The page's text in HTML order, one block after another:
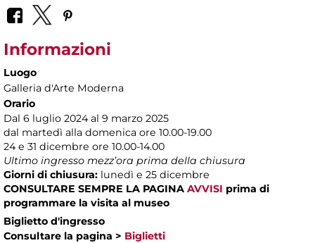
Informazioni
Luogo
Galleria d'Arte Moderna
Orario
Dal 6 luglio 2024 al 9 marzo 2025
dal martedì alla domenica ore 10.00-19.00
24 e 31 dicembre ore 10.00-14.00
Ultimo ingresso mezz’ora prima della chiusura
Giorni di chiusura: lunedì e 25 dicembre
CONSULTARE SEMPRE LA PAGINA AVVISI prima di
programmare la visita al museo
Biglietto d'ingresso
Consultare la pagina > Biglietti